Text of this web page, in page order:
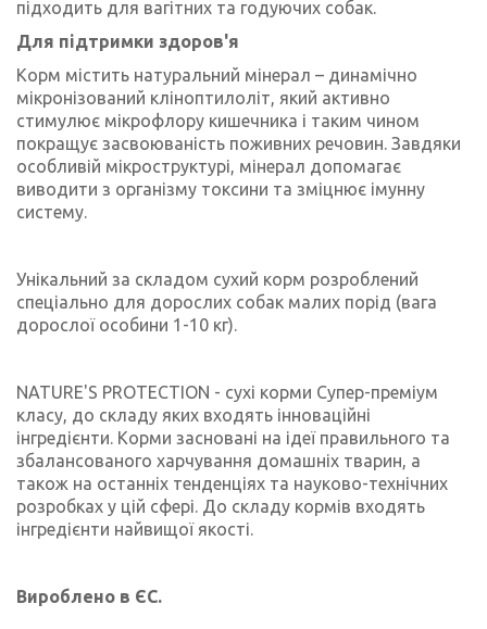
підходить для вагітних та годуючих собак.
Для підтримки здоров'я
Корм містить натуральний мінерал – динамічно
мікронізований кліноптилоліт, який активно
стимулює мікрофлору кишечника і таким чином
покращує засвоюваність поживних речовин. Завдяки
особливій мікроструктурі, мінерал допомагає
виводити з організму токсини та зміцнює імунну
систему.
Унікальний за складом сухий корм розроблений
спеціально для дорослих собак малих порід (вага
дорослої особини 1-10 кг).
NATURE'S PROTECTION - сухі корми Супер-преміум
класу, до складу яких входять інноваційні
інгредієнти. Корми засновані на ідеї правильного та
збалансованого харчування домашніх тварин, а
також на останніх тенденціях та науково-технічних
розробках у цій сфері. До складу кормів входять
інгредієнти найвищої якості.
Вироблено в ЄС.